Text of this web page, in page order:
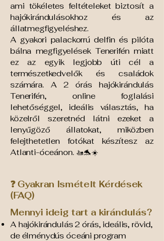
ami tökéletes feltételeket biztosít a
hajókirándulásokhoz és az
állatmegfigyeléshez.
A gyakori palackorrú delfin és pilóta
bálna megfigyelések Tenerifén miatt
ez az egyik legjobb úti cél a
természetkedvelők és családok
számára. A 2 órás hajókirándulás
Tenerifén, online foglalási
lehetőséggel, ideális választás, ha
közelről szeretnéd látni ezeket a
lenyűgöző állatokat, miközben
felejthetetlen fotókat készítesz az
Atlanti-óceánon. 🚤🐬☀️
❓ Gyakran Ismételt Kérdések
(FAQ)
Mennyi ideig tart a kirándulás?
A hajókirándulás 2 órás, ideális, rövid,
de élménydús óceáni program